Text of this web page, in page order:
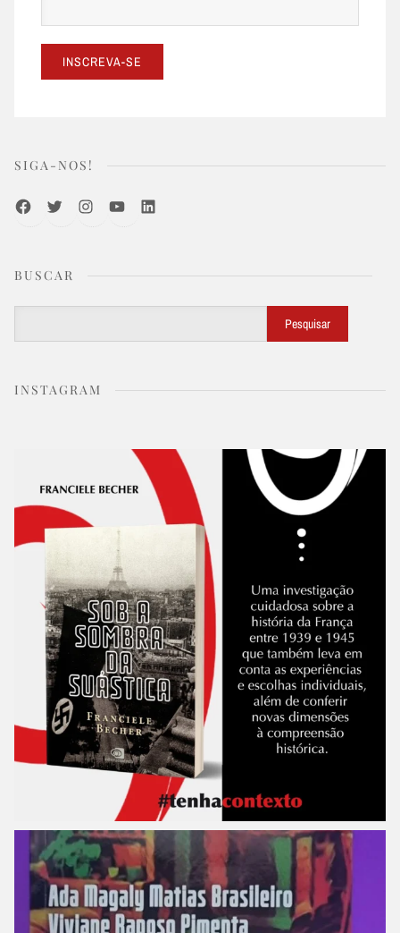
SIGA-NOS!
FacebookTwitterInstagramYoutubeLinkedIn
BUSCAR
Pesquisar
INSTAGRAM